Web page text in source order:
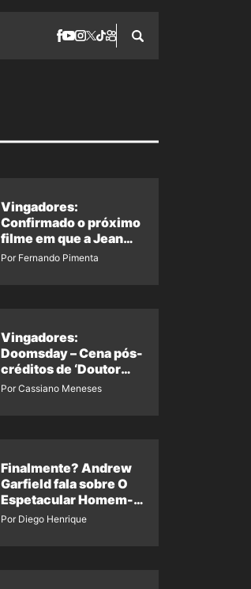
Vingadores:
Confirmado o próximo
filme em que a Jean
Grey irá aparecer
Por Fernando Pimenta
Vingadores:
Doomsday – Cena pós-
créditos de ‘Doutor
Destino’ é revelada
Por Cassiano Meneses
Finalmente? Andrew
Garfield fala sobre O
Espetacular Homem-
Aranha 3
Por Diego Henrique